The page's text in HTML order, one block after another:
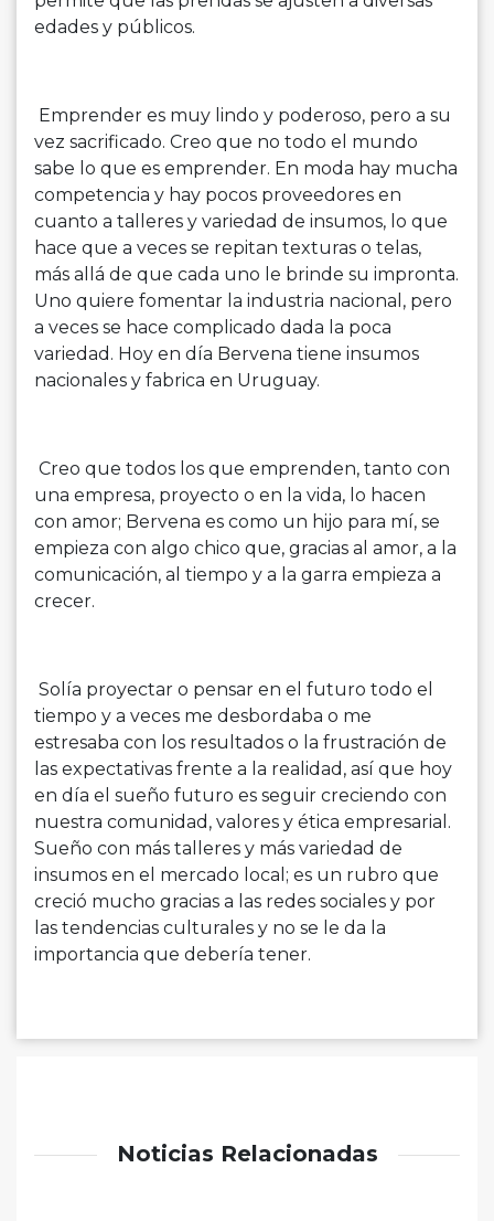
edades y públicos.
Emprender es muy lindo y poderoso, pero a su
vez sacrificado. Creo que no todo el mundo
sabe lo que es emprender. En moda hay mucha
competencia y hay pocos proveedores en
cuanto a talleres y variedad de insumos, lo que
hace que a veces se repitan texturas o telas,
más allá de que cada uno le brinde su impronta.
Uno quiere fomentar la industria nacional, pero
a veces se hace complicado dada la poca
variedad. Hoy en día Bervena tiene insumos
nacionales y fabrica en Uruguay.
Creo que todos los que emprenden, tanto con
una empresa, proyecto o en la vida, lo hacen
con amor; Bervena es como un hijo para mí, se
empieza con algo chico que, gracias al amor, a la
comunicación, al tiempo y a la garra empieza a
crecer.
Solía proyectar o pensar en el futuro todo el
tiempo y a veces me desbordaba o me
estresaba con los resultados o la frustración de
las expectativas frente a la realidad, así que hoy
en día el sueño futuro es seguir creciendo con
nuestra comunidad, valores y ética empresarial.
Sueño con más talleres y más variedad de
insumos en el mercado local; es un rubro que
creció mucho gracias a las redes sociales y por
las tendencias culturales y no se le da la
importancia que debería tener.
Noticias Relacionadas